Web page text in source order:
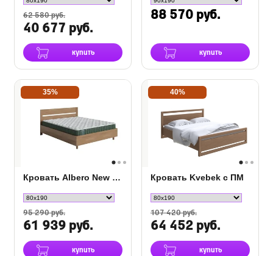
62 580 руб.
40 677 руб.
купить
88 570 руб.
купить
35%
Кровать Albero New с подъемным механизмом
95 290 руб.
61 939 руб.
купить
40%
Кровать Kvebek с ПМ
107 420 руб.
64 452 руб.
купить